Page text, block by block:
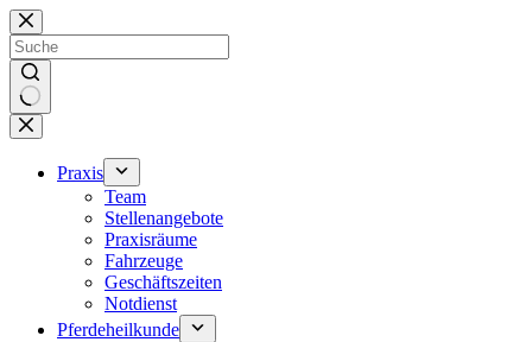
Zum
Inhalt
springen
Keine
Ergebnisse
Praxis
Team
Stellenangebote
Praxisräume
Fahrzeuge
Geschäftszeiten
Notdienst
Pferdeheilkunde